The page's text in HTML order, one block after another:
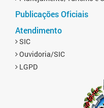
Publicações Oficiais
Atendimento
SIC
Ouvidoria/SIC
LGPD